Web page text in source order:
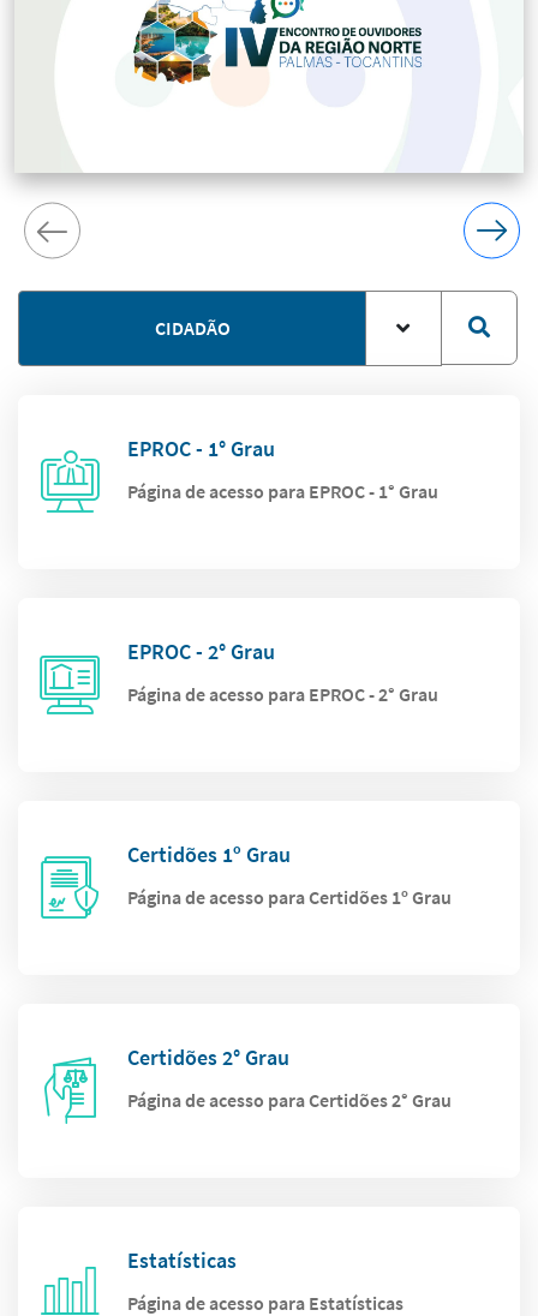
CIDADÃO
EPROC - 1° Grau
Página de acesso para EPROC - 1° Grau
EPROC - 2° Grau
Página de acesso para EPROC - 2° Grau
Certidões 1º Grau
Página de acesso para Certidões 1º Grau
Certidões 2° Grau
Página de acesso para Certidões 2° Grau
Estatísticas
Página de acesso para Estatísticas